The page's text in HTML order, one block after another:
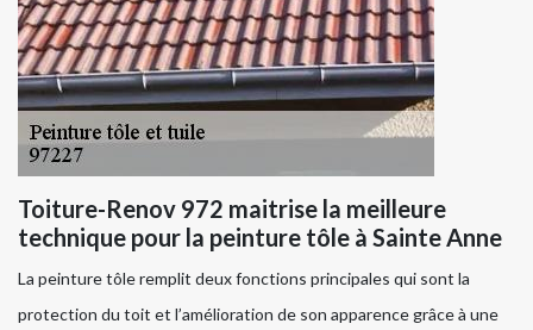
Toiture-Renov 972 maitrise la meilleure
technique pour la peinture tôle à Sainte Anne
La peinture tôle remplit deux fonctions principales qui sont la
protection du toit et l’amélioration de son apparence grâce à une